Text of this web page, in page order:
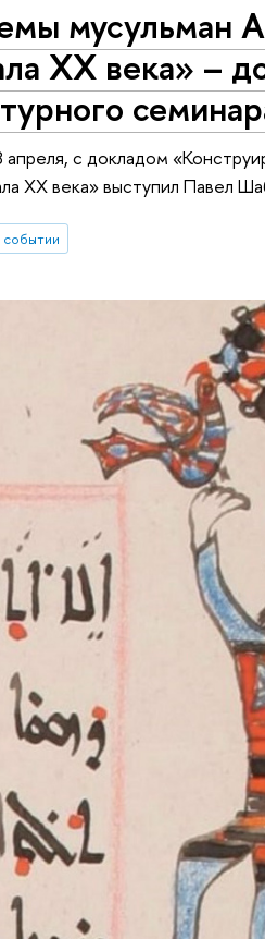
мусульман
ХХ века» –
с докладом
ХХ века» выступил Павел